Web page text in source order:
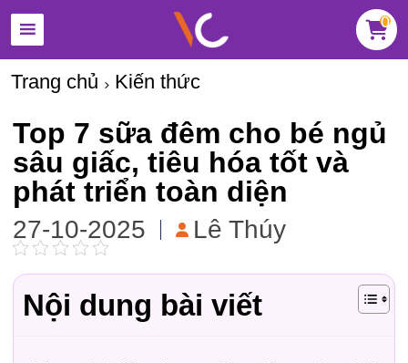
0
Trang chủ Kiến thức
Top 7 sữa đêm cho bé ngủ
sâu giấc, tiêu hóa tốt và
phát triển toàn diện
27-10-2025 Lê Thúy
Nội dung bài viết